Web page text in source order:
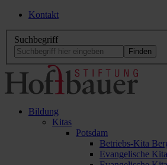
Kontakt
Suchbegriff
Bildung
Kitas
Potsdam
Betriebs-Kita
Evangelische